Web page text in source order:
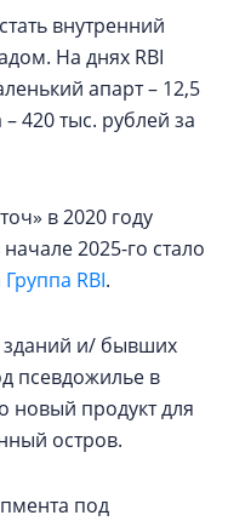
внутренний
На днях RBI
апарт – 12,5
420 тыс. рублей за
в 2020 году
2025-го стало
RBI.
зданий и/ бывших
псевдожилье в
новый продукт для
остров.
под